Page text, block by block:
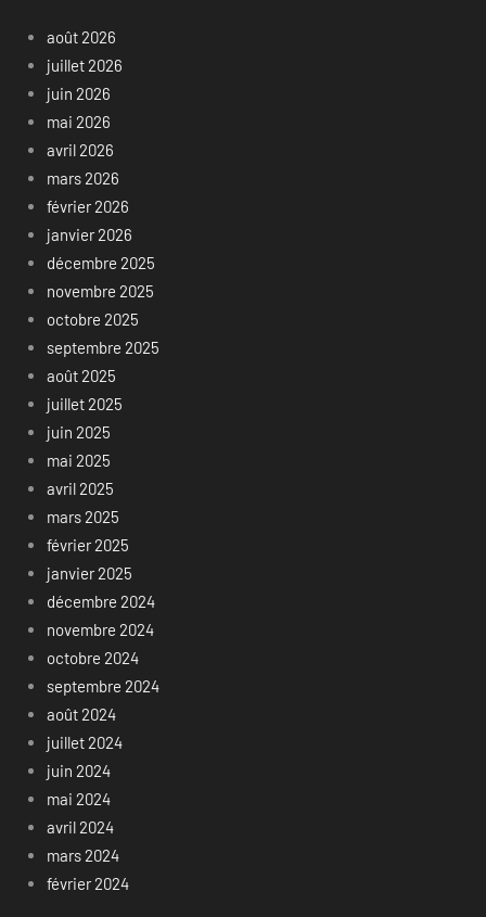
août 2026
juillet 2026
juin 2026
mai 2026
avril 2026
mars 2026
février 2026
janvier 2026
décembre 2025
novembre 2025
octobre 2025
septembre 2025
août 2025
juillet 2025
juin 2025
mai 2025
avril 2025
mars 2025
février 2025
janvier 2025
décembre 2024
novembre 2024
octobre 2024
septembre 2024
août 2024
juillet 2024
juin 2024
mai 2024
avril 2024
mars 2024
février 2024